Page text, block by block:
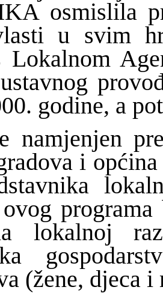
osmislila
u svim
Lokalnom
godine, a
namjenjen
i
lokalnoj
(žene, djeca i